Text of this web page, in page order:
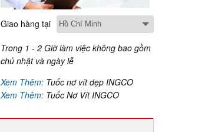
Giao hàng tại
Trong 1 - 2 Giờ làm việc không bao gồm
chủ nhật và ngày lễ
Xem Thêm: Tuốc nơ vít dẹp INGCO
Xem Thêm: Tuốc Nơ Vít INGCO